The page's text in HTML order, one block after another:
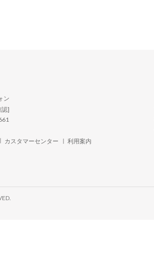
ン
認]
ㅣ カスタマーセンター ㅣ利用案内